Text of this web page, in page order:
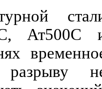
рной стал
, Ат500С